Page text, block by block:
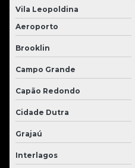
Vila Leopoldina
Aeroporto
Brooklin
Campo Grande
Capão Redondo
Cidade Dutra
Grajaú
Interlagos